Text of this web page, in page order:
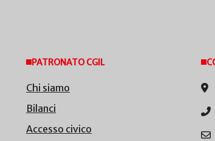
PATRONATO CGIL
Chi siamo
Bilanci
Accesso civico